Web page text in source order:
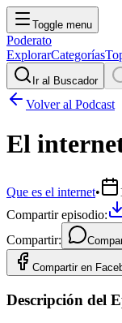
Toggle menu
Poderato
ExplorarCategorías
Ir al Buscador
Volver al Podcast
El
Que es el internet•
Compartir episodio:
Compartir:
Compartir en
Descripción del